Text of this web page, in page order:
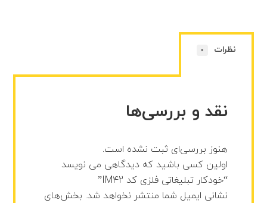
نظرات 0
نقد و بررسی‌ها
هنوز بررسی‌ای ثبت نشده است.
اولین کسی باشید که دیدگاهی می نویسد
“خودکار تبلیغاتی فلزی کد IM42”
نشانی ایمیل شما منتشر نخواهد شد. بخش‌های